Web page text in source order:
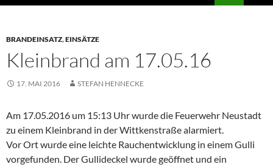
BRANDEINSATZ,EINSÄTZE
Kleinbrand am 17.05.16
17. MAI 2016 STEFAN HENNECKE
Am 17.05.2016 um 15:13 Uhr wurde die Feuerwehr Neustadt
zu einem Kleinbrand in der Wittkenstraße alarmiert.
Vor Ort wurde eine leichte Rauchentwicklung in einem Gulli
vorgefunden. Der Gullideckel wurde geöffnet und ein